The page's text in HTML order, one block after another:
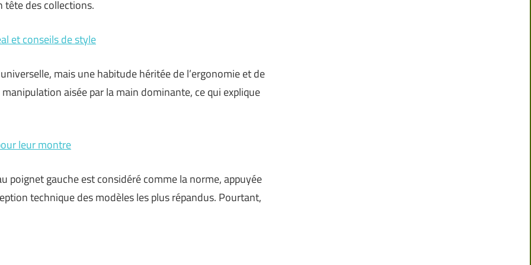
tête des collections.
et conseils de style
mais une habitude héritée de l’ergonomie et de
aisée par la main dominante, ce qui explique
leur montre
poignet gauche est considéré comme la norme, appuyée
technique des modèles les plus répandus. Pourtant,